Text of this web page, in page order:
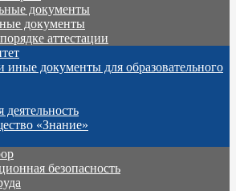
документы
документы
аттестации
иные документы для образовательного
«Знание»
безопасность